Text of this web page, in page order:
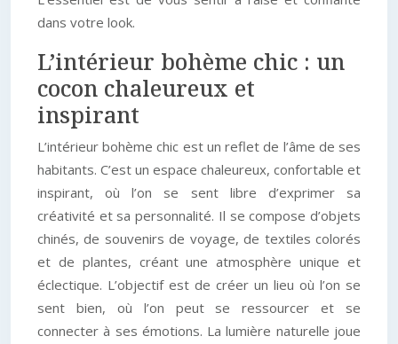
dans votre look.
L’intérieur bohème chic : un
cocon chaleureux et
inspirant
L’intérieur bohème chic est un reflet de l’âme de ses
habitants. C’est un espace chaleureux, confortable et
inspirant, où l’on se sent libre d’exprimer sa
créativité et sa personnalité. Il se compose d’objets
chinés, de souvenirs de voyage, de textiles colorés
et de plantes, créant une atmosphère unique et
éclectique. L’objectif est de créer un lieu où l’on se
sent bien, où l’on peut se ressourcer et se
connecter à ses émotions. La lumière naturelle joue